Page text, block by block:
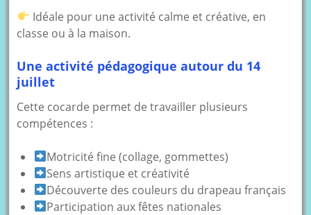
Idéale pour une activité calme et créative, en
classe ou à la maison.
Une activité pédagogique autour du 14
juillet
Cette cocarde permet de travailler plusieurs
compétences :
Motricité fine (collage, gommettes)
Sens artistique et créativité
Découverte des couleurs du drapeau français
Participation aux fêtes nationales